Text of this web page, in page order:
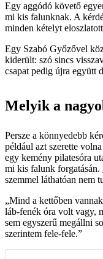
Egy aggódó követő
mi kis falunknak. A
minden kételyt
Egy Szabó Győzővel
kiderült: szó sincs
csapat pedig újra együtt
Melyik a
Persze a könnyedebb
például azt szerette
egy kemény pilatesóra
mi kis falunk forgatásán.
szemmel láthatóan nem
„Mind a kettőben
láb-fenék óra volt vagy,
sem egyszerű megállni
szerintem fele-fele.”